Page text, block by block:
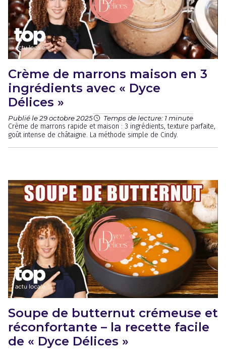
Crème de marrons maison en 3
ingrédients avec « Dyce
Délices »
Publié le 29 octobre 2025 Temps de lecture: 1 minute
Crème de marrons rapide et maison : 3 ingrédients, texture parfaite,
goût intense de châtaigne. La méthode simple de Cindy.
Soupe de butternut crémeuse et
réconfortante – la recette facile
de « Dyce Délices »